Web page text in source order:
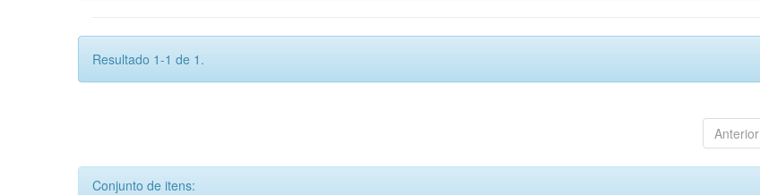
Resultado 1-1 de 1.
Anterior
Conjunto de itens: